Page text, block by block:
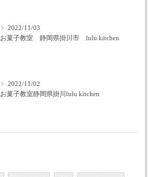
2022/11/03
お菓子教室 静岡県掛川市 lulu kitchen
2022/11/02
お菓子教室静岡県掛川lulu kitchen